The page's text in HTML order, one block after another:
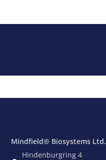
Mindfield® Biosystems Ltd.
Hindenburgring 4